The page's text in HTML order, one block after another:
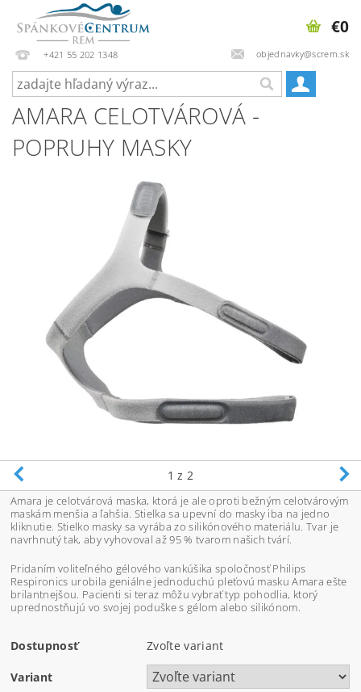
+421 55 202 1348 objednavky@screm.sk
€0
AMARA CELOTVÁROVÁ -
POPRUHY MASKY
1 z 2
Amara je celotvárová maska, ktorá je ale oproti bežným celotvárovým
maskám menšia a ľahšia. Stielka sa upevní do masky iba na jedno
kliknutie. Stielko masky sa vyrába zo silikónového materiálu. Tvar je
navrhnutý tak, aby vyhovoval až 95 % tvarom našich tvárí.
Pridaním voliteľného gélového vankúšika spoločnosť Philips
Respironics urobila geniálne jednoduchú pleťovú masku Amara ešte
brilantnejšou. Pacienti si teraz môžu vybrať typ pohodlia, ktorý
uprednostňujú vo svojej poduške s gélom alebo silikónom.
Dostupnosť Zvoľte variant
Variant